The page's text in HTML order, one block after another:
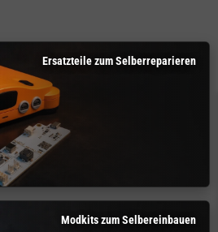
Ersatzteile zum Selberreparieren
Modkits zum Selbereinbauen